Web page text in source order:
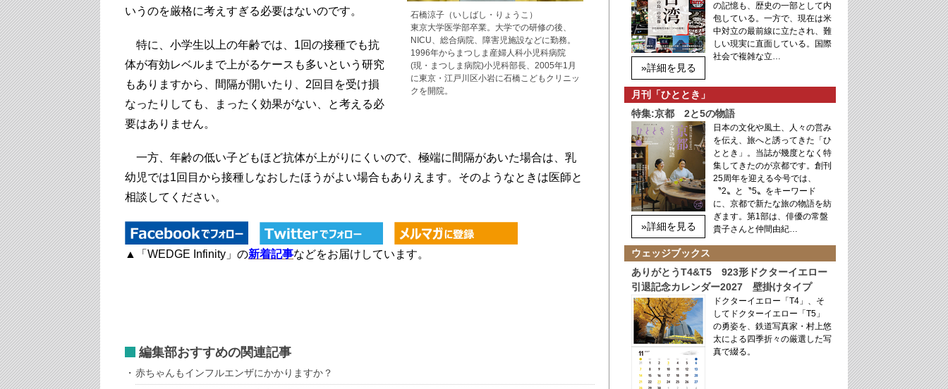
石橋涼子（いしばし・りょうこ）
東京大学医学部卒業。大学での研修の後、
NICU、総合病院、障害児施設などに勤務。
1996年からまつしま産婦人科小児科病院
(現・まつしま病院)小児科部長、2005年1月
に東京・江戸川区小岩に石橋こどもクリニッ
クを開院。
いうのを厳格に考えすぎる必要はないのです。
特に、小学生以上の年齢では、1回の接種でも抗
体が有効レベルまで上がるケースも多いという研究
もありますから、間隔が開いたり、2回目を受け損
なったりしても、まったく効果がない、と考える必
要はありません。
一方、年齢の低い子どもほど抗体が上がりにくいので、極端に間隔があいた場合は、乳
幼児では1回目から接種しなおしたほうがよい場合もありえます。そのようなときは医師と
相談してください。
▲「WEDGE Infinity」の新着記事などをお届けしています。
編集部おすすめの関連記事
赤ちゃんもインフルエンザにかかりますか？
»詳細を見る
の記憶も、歴史の一部として内
包している。一方で、現在は米
中対立の最前線に立たされ、難
しい現実に直面している。国際
社会で複雑な立…
月刊「ひととき」
特集:京都 2と5の物語
»詳細を見る
日本の文化や風土、人々の営み
を伝え、旅へと誘ってきた「ひ
ととき」。当誌が幾度となく特
集してきたのが京都です。創刊
25周年を迎える今号では、
〝2〟と〝5〟をキーワード
に、京都で新たな旅の物語を紡
ぎます。第1部は、俳優の常盤
貴子さんと仲間由紀…
ウェッジブックス
ありがとうT4&T5 923形ドクターイエロー
引退記念カレンダー2027 壁掛けタイプ
ドクターイエロー「T4」、そ
してドクターイエロー「T5」
の勇姿を、鉄道写真家・村上悠
太による四季折々の厳選した写
真で綴る。